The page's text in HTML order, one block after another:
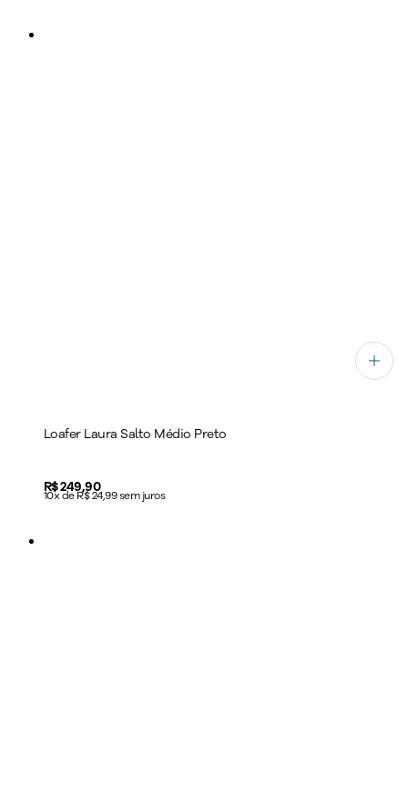
Loafer Laura Salto Médio Preto
Price:
R$ 249,90
10x de R$ 24,99 sem juros